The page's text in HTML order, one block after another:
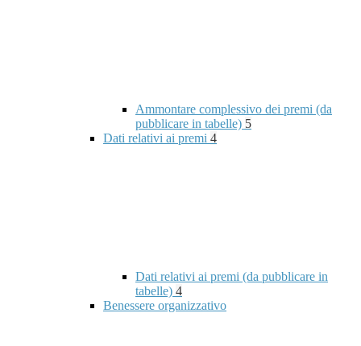
Ammontare complessivo dei premi (da
pubblicare in tabelle) 5
Dati relativi ai premi 4
Dati relativi ai premi (da pubblicare in
tabelle) 4
Benessere organizzativo